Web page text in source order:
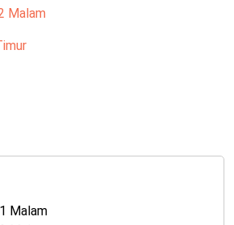
Malam
Malam